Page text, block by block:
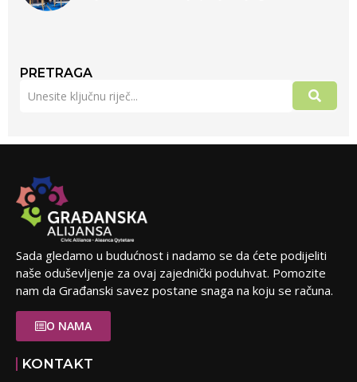
PRETRAGA
Sada gledamo u budućnost i nadamo se da ćete podijeliti
naše oduševljenje za ovaj zajednički poduhvat. Pomozite
nam da Građanski savez postane snaga na koju se računa.
O NAMA
KONTAKT